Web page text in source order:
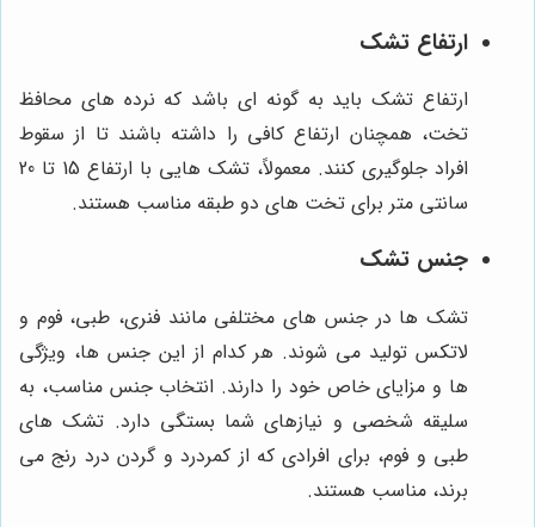
ارتفاع تشک
ارتفاع تشک باید به گونه ای باشد که نرده های محافظ
تخت، همچنان ارتفاع کافی را داشته باشند تا از سقوط
افراد جلوگیری کنند. معمولاً، تشک هایی با ارتفاع 15 تا 20
سانتی متر برای تخت های دو طبقه مناسب هستند.
جنس تشک
تشک ها در جنس های مختلفی مانند فنری، طبی، فوم و
لاتکس تولید می شوند. هر کدام از این جنس ها، ویژگی
ها و مزایای خاص خود را دارند. انتخاب جنس مناسب، به
سلیقه شخصی و نیازهای شما بستگی دارد. تشک های
طبی و فوم، برای افرادی که از کمردرد و گردن درد رنج می
برند، مناسب هستند.